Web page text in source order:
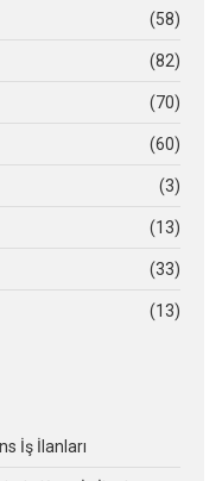
(58)
(82)
(70)
(60)
(3)
(13)
(33)
(13)
İş İlanları